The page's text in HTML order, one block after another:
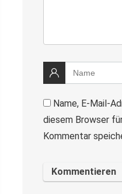
Name, E-Mail-
diesem Browser
Kommentar